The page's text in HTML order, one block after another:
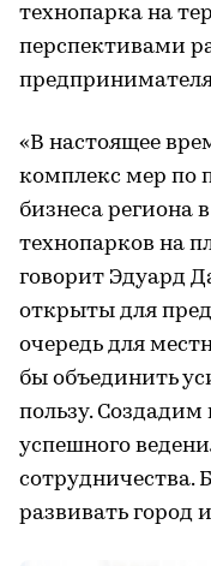
технопарка на
перспективами
«В настоящее
комплекс мер по
бизнеса региона
технопарков на
говорит Эдуард
открыты для
очередь для
бы объединить
пользу.
успешного
сотрудничества.
развивать город